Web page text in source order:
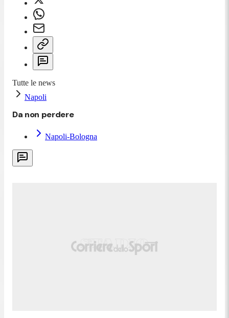
Tutte le news
Napoli
Da non perdere
Napoli-Bologna